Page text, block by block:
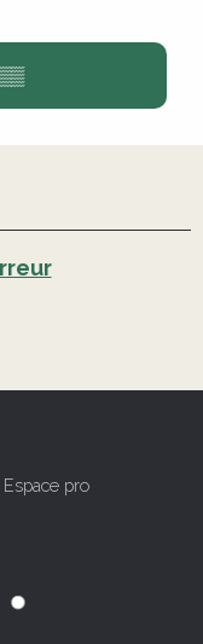
Espace pro